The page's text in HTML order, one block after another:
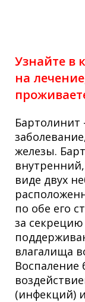
Узнайте в
на
Бартолинит
железы.
виде двух
по обе его
за
влагалища
Воспаление
(инфекций)